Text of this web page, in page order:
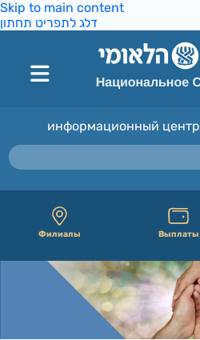
Skip to main content
דלג לתפריט תחתון
информационный центр
Филиалы Выплаты